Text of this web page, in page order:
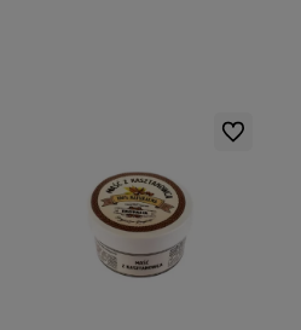
Do ulubionych